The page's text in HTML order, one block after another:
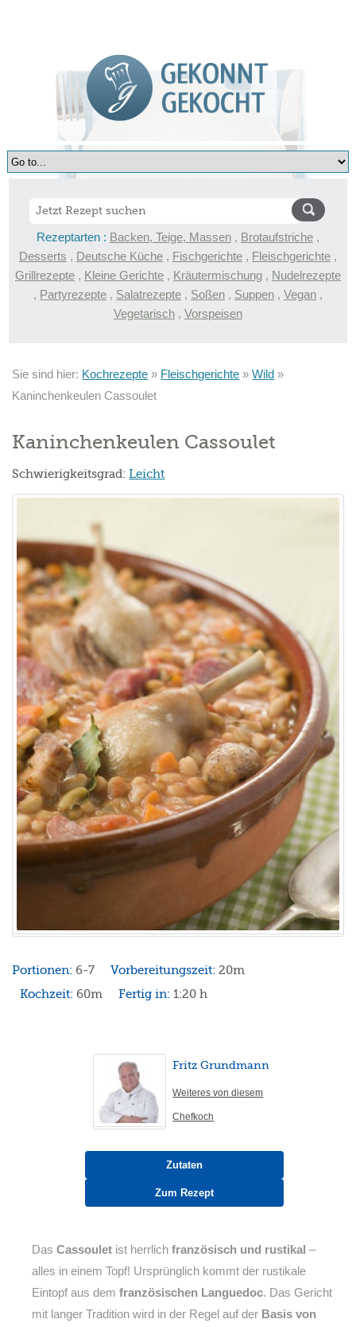
Rezeptarten : Backen, Teige, Massen , Brotaufstriche ,
Desserts , Deutsche Küche , Fischgerichte , Fleischgerichte ,
Grillrezepte , Kleine Gerichte , Kräutermischung , Nudelrezepte
, Partyrezepte , Salatrezepte , Soßen , Suppen , Vegan ,
Vegetarisch , Vorspeisen
Sie sind hier: Kochrezepte » Fleischgerichte »Wild »
Kaninchenkeulen Cassoulet
Kaninchenkeulen Cassoulet
Schwierigkeitsgrad:Leicht
Portionen: 6-7 Vorbereitungszeit:20m
Kochzeit: 60m Fertig in:1:20 h
Fritz Grundmann
Weiteres von diesem
Chefkoch
Zutaten
Zum Rezept
DasCassoulet ist herrlichfranzösisch und rustikal –
alles in einem Topf! Ursprünglich kommt der rustikale
Eintopf aus demfranzösischen Languedoc. Das Gericht
mit langer Tradition wird in der Regel auf der Basis von